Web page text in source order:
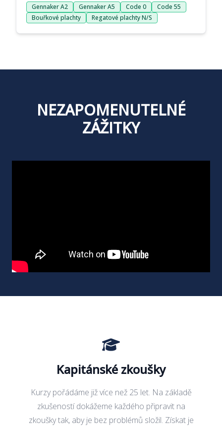
Gennaker A2 Gennaker A5 Code 0
Code 55
Bouřkové plachty
Regatové plachty N/S
NEZAPOMENUTELNÉ
ZÁŽITKY
Kapitánské zkoušky
Kurzy pořádáme již více než 25 let. Na základě
zkušeností dokážeme každého připravit na
zkoušky tak, aby je bez problémů složil. Získat je